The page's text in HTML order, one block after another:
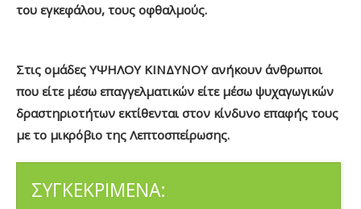
του εγκεφάλου, τους οφθαλμούς.
Στις ομάδες ΥΨΗΛΟΥ ΚΙΝΔΥΝΟΥ ανήκουν άνθρωποι
που είτε μέσω επαγγελματικών είτε μέσω ψυχαγωγικών
δραστηριοτήτων εκτίθενται στον κίνδυνο επαφής τους
με το μικρόβιο της Λεπτοσπείρωσης.
ΣΥΓΚΕΚΡΙΜΕΝΑ: